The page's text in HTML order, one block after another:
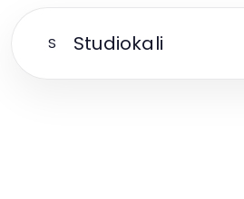
S Studiokali